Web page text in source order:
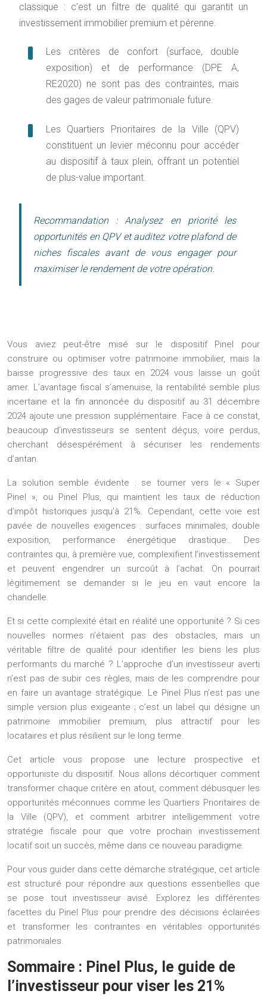
classique : c’est un filtre de qualité qui garantit un
investissement immobilier premium et pérenne.
Les critères de confort (surface, double
exposition) et de performance (DPE A,
RE2020) ne sont pas des contraintes, mais
des gages de valeur patrimoniale future.
Les Quartiers Prioritaires de la Ville (QPV)
constituent un levier méconnu pour accéder
au dispositif à taux plein, offrant un potentiel
de plus-value important.
Recommandation :Analysez en priorité les
opportunités en QPV et auditez votre plafond de
niches fiscales avant de vous engager pour
maximiser le rendement de votre opération.
Vous aviez peut-être misé sur le dispositif Pinel pour
construire ou optimiser votre patrimoine immobilier, mais la
baisse progressive des taux en 2024 vous laisse un goût
amer. L’avantage fiscal s’amenuise, la rentabilité semble plus
incertaine et la fin annoncée du dispositif au 31 décembre
2024 ajoute une pression supplémentaire. Face à ce constat,
beaucoup d’investisseurs se sentent déçus, voire perdus,
cherchant désespérément à sécuriser les rendements
d’antan.
La solution semble évidente : se tourner vers le « Super
Pinel », ou Pinel Plus, qui maintient les taux de réduction
d’impôt historiques jusqu’à 21%. Cependant, cette voie est
pavée de nouvelles exigences : surfaces minimales, double
exposition, performance énergétique drastique… Des
contraintes qui, à première vue, complexifient l’investissement
et peuvent engendrer un surcoût à l’achat. On pourrait
légitimement se demander si le jeu en vaut encore la
chandelle.
Et si cette complexité était en réalité une opportunité ? Si ces
nouvelles normes n’étaient pas des obstacles, mais un
véritable filtre de qualité pour identifier les biens les plus
performants du marché ? L’approche d’un investisseur averti
n’est pas de subir ces règles, mais de les comprendre pour
en faire un avantage stratégique. Le Pinel Plus n’est pas une
simple version plus exigeante ; c’est un label qui désigne un
patrimoine immobilier premium, plus attractif pour les
locataires et plus résilient sur le long terme.
Cet article vous propose une lecture prospective et
opportuniste du dispositif. Nous allons décortiquer comment
transformer chaque critère en atout, comment débusquer les
opportunités méconnues comme les Quartiers Prioritaires de
la Ville (QPV), et comment arbitrer intelligemment votre
stratégie fiscale pour que votre prochain investissement
locatif soit un succès, même dans ce nouveau paradigme.
Pour vous guider dans cette démarche stratégique, cet article
est structuré pour répondre aux questions essentielles que
se pose tout investisseur avisé. Explorez les différentes
facettes du Pinel Plus pour prendre des décisions éclairées
et transformer les contraintes en véritables opportunités
patrimoniales.
Sommaire : Pinel Plus, le guide de
l’investisseur pour viser les 21%